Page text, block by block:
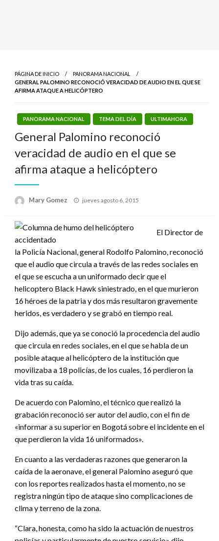
PÁGINA DE INICIO
PANORAMA NACIONAL
GENERAL PALOMINO RECONOCIÓ VERACIDAD DE AUDIO EN EL QUE SE
AFIRMA ATAQUE A HELICÓPTERO
PANORAMA NACIONAL TEMA DEL DÍA ULTIMAHORA
General Palomino reconoció
veracidad de audio en el que se
afirma ataque a helicóptero
Mary Gomez
Publicado
jueves agosto 6, 2015
El Director de
la Policía Nacional, general Rodolfo Palomino, reconoció
que el audio que circula a través de las redes sociales en
el que se escucha a un uniformado decir que el
helicoptero Black Hawk siniestrado, en el que murieron
16 héroes de la patria y dos más resultaron gravemente
heridos, es verdadero y se grabó en tiempo real.
Dijo además, que ya se conoció la procedencia del audio
que circula en redes sociales, en el que se habla de un
posible ataque al helicóptero de la institución que
movilizaba a 18 policías, de los cuales, 16 perdieron la
vida tras su caída.
De acuerdo con Palomino, el técnico que realizó la
grabación reconoció ser autor del audio, con el fin de
«informar a su superior en Bogotá sobre el incidente en el
que perdieron la vida 16 uniformados».
En cuanto a las verdaderas razones que generaron la
caída de la aeronave, el general Palomino aseguró que
con los reportes realizados hasta el momento, no se
registra ningún tipo de ataque sino complicaciones de
clima y terreno de la zona.
“Clara, honesta, como ha sido la actuación de nuestros